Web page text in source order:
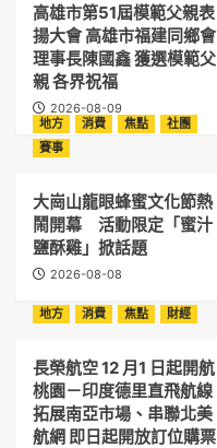
高雄市第51屆模範父親表
揚大會 高雄市福建同鄉會
理事長陳國鑫 獲選模範父
親 各界祝福
2026-08-09
地方 消費 焦點
社團
賽事
大崗山龍眼蜂蜜文化節熱
鬧開幕 活動限定「蜜汁
鹽酥雞」掀話題
2026-08-08
地方
消費 焦點 財經
長榮航空 12 月1 日起開航
桃園－印度德里直飛航線
拓展南亞市場、串聯北美
航網 即日起開放訂位購票